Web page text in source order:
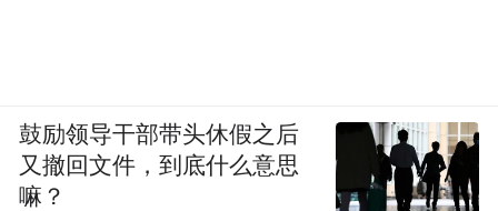
鼓励领导干部带头休假之后
又撤回文件，到底什么意思
嘛？